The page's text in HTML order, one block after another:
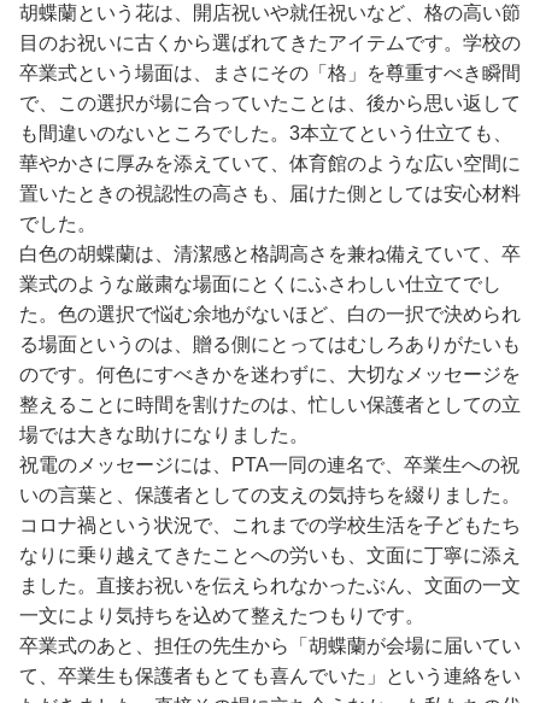
胡蝶蘭という花は、開店祝いや就任祝いなど、格の高い節
目のお祝いに古くから選ばれてきたアイテムです。学校の
卒業式という場面は、まさにその「格」を尊重すべき瞬間
で、この選択が場に合っていたことは、後から思い返して
も間違いのないところでした。3本立てという仕立ても、
華やかさに厚みを添えていて、体育館のような広い空間に
置いたときの視認性の高さも、届けた側としては安心材料
でした。
白色の胡蝶蘭は、清潔感と格調高さを兼ね備えていて、卒
業式のような厳粛な場面にとくにふさわしい仕立てでし
た。色の選択で悩む余地がないほど、白の一択で決められ
る場面というのは、贈る側にとってはむしろありがたいも
のです。何色にすべきかを迷わずに、大切なメッセージを
整えることに時間を割けたのは、忙しい保護者としての立
場では大きな助けになりました。
祝電のメッセージには、PTA一同の連名で、卒業生への祝
いの言葉と、保護者としての支えの気持ちを綴りました。
コロナ禍という状況で、これまでの学校生活を子どもたち
なりに乗り越えてきたことへの労いも、文面に丁寧に添え
ました。直接お祝いを伝えられなかったぶん、文面の一文
一文により気持ちを込めて整えたつもりです。
卒業式のあと、担任の先生から「胡蝶蘭が会場に届いてい
て、卒業生も保護者もとても喜んでいた」という連絡をい